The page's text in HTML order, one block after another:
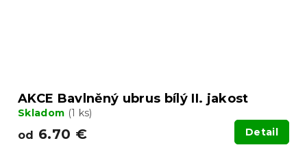
AKCE Bavlněný ubrus bílý II. jakost
Skladom (1 ks)
od 6.70 € Detail